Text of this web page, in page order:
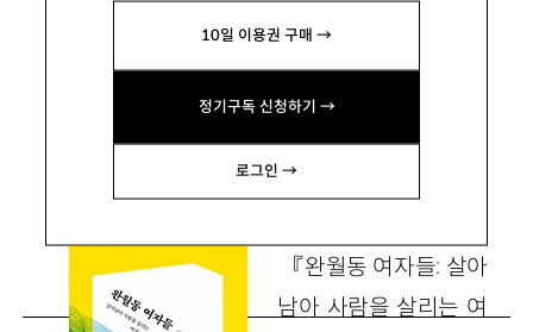
10일 이용권 구매 →
정기구독 신청하기 →
로그인 →
변정희卞禎希
(사)여성인권지원센터‘살림’ 상임대표
2012fellowship@gmail.com
『완월동 여자들: 살아
남아 사람을 살리는 여